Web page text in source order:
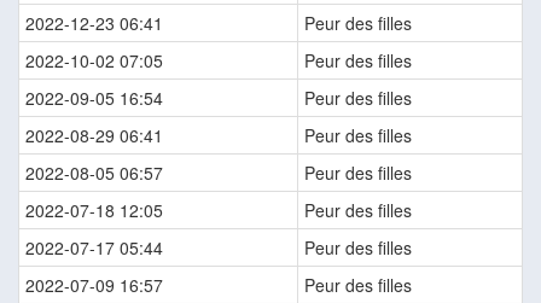
2022-12-23 06:41
Peur des filles
2022-10-02 07:05
Peur des filles
2022-09-05 16:54
Peur des filles
2022-08-29 06:41
Peur des filles
2022-08-05 06:57
Peur des filles
2022-07-18 12:05
Peur des filles
2022-07-17 05:44
Peur des filles
2022-07-09 16:57
Peur des filles